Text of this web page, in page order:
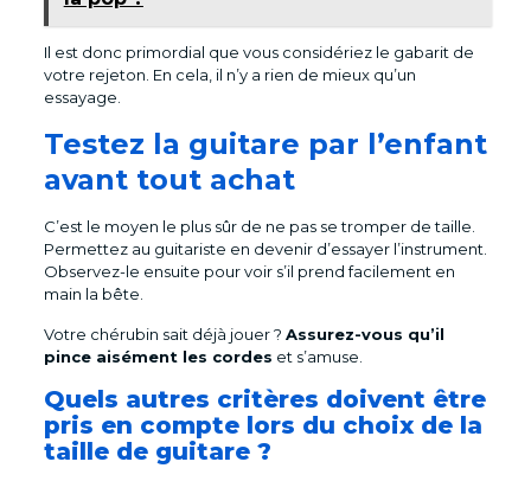
Il est donc primordial que vous considériez le gabarit de
votre rejeton. En cela, il n’y a rien de mieux qu’un
essayage.
Testez la guitare par l’enfant
avant tout achat
C’est le moyen le plus sûr de ne pas se tromper de taille.
Permettez au guitariste en devenir d’essayer l’instrument.
Observez-le ensuite pour voir s’il prend facilement en
main la bête.
Votre chérubin sait déjà jouer ? Assurez-vous qu’il
pince aisément les cordes et s’amuse.
Quels autres critères doivent être
pris en compte lors du choix de la
taille de guitare ?